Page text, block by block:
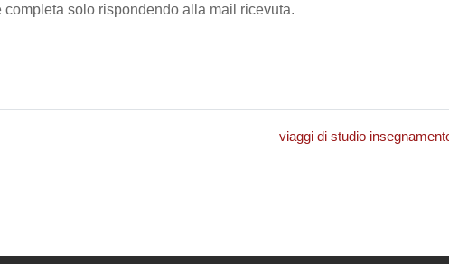
completa solo rispondendo alla mail ricevuta.
viaggi di studio